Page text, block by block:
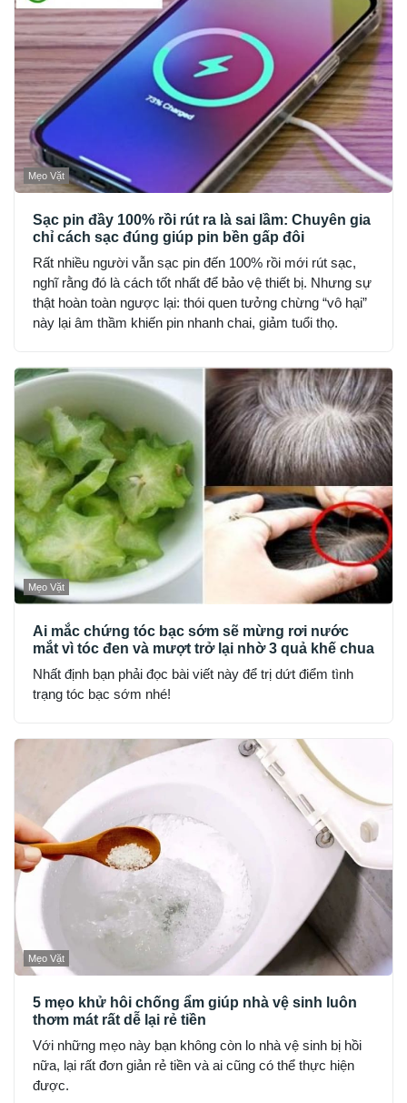
Mẹo Vặt
Sạc pin đầy 100% rồi rút ra là sai lầm: Chuyên gia
chỉ cách sạc đúng giúp pin bền gấp đôi
Rất nhiều người vẫn sạc pin đến 100% rồi mới rút sạc,
nghĩ rằng đó là cách tốt nhất để bảo vệ thiết bị. Nhưng sự
thật hoàn toàn ngược lại: thói quen tưởng chừng “vô hại”
này lại âm thầm khiến pin nhanh chai, giảm tuổi thọ.
Mẹo Vặt
Ai mắc chứng tóc bạc sớm sẽ mừng rơi nước
mắt vì tóc đen và mượt trở lại nhờ 3 quả khế chua
Nhất định bạn phải đọc bài viết này để trị dứt điểm tình
trạng tóc bạc sớm nhé!
Mẹo Vặt
5 mẹo khử hôi chống ẩm giúp nhà vệ sinh luôn
thơm mát rất dễ lại rẻ tiền
Với những mẹo này bạn không còn lo nhà vệ sinh bị hồi
nữa, lại rất đơn giản rẻ tiền và ai cũng có thể thực hiện
được.